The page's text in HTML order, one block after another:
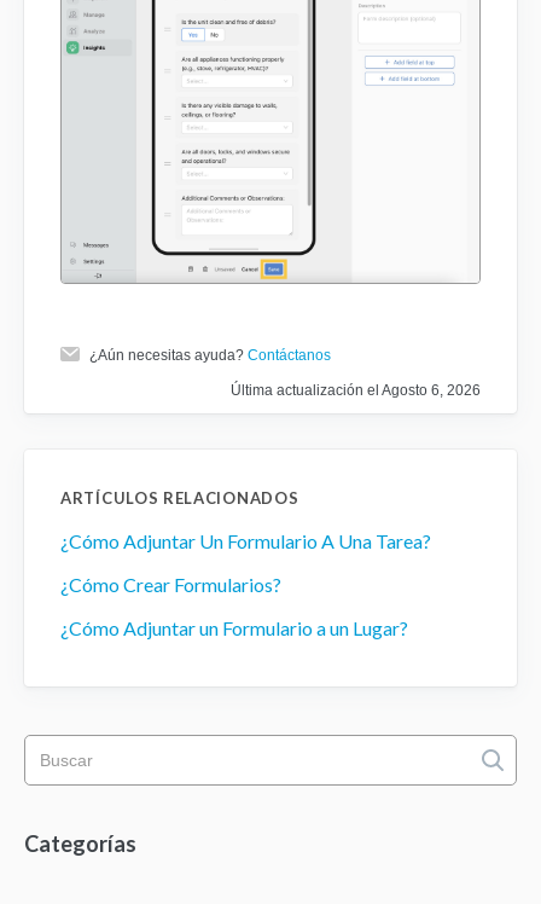
¿Aún necesitas ayuda? Contáctanos
Última actualización el Agosto 6, 2026
ARTÍCULOS RELACIONADOS
¿Cómo Adjuntar Un Formulario A Una Tarea?
¿Cómo Crear Formularios?
¿Cómo Adjuntar un Formulario a un Lugar?
Categorías